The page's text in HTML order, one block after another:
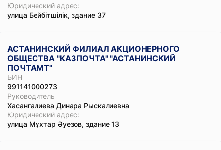
Юридический адрес:
улица Бейбітшілік, здание 37
АСТАНИНСКИЙ ФИЛИАЛ АКЦИОНЕРНОГО
ОБЩЕСТВА "КАЗПОЧТА" "АСТАНИНСКИЙ
ПОЧТАМТ"
БИН
991141000273
Руководитель
Хасангалиева Динара Рыскалиевна
Юридический адрес:
улица Мұхтар Әуезов, здание 13